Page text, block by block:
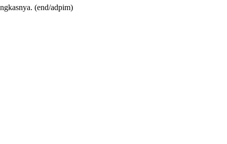
(end/adpim)